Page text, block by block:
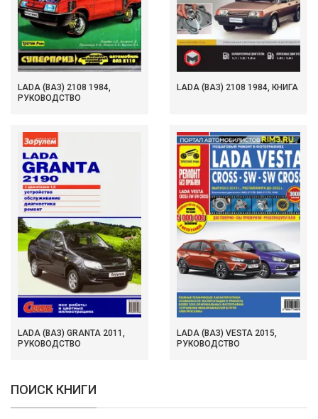
LADA (ВАЗ) 2108 1984,
РУКОВОДСТВО
LADA (ВАЗ) 2108 1984, КНИГА
LADA (ВАЗ) GRANTA 2011,
РУКОВОДСТВО
LADA (ВАЗ) VESTA 2015,
РУКОВОДСТВО
ПОИСК КНИГИ